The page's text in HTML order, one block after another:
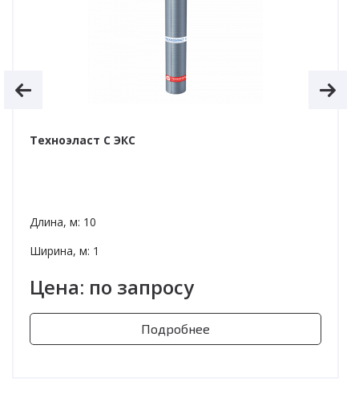
Техноэласт С ЭКС
Длина, м: 10
Ширина, м: 1
Цена: по запросу
Подробнее